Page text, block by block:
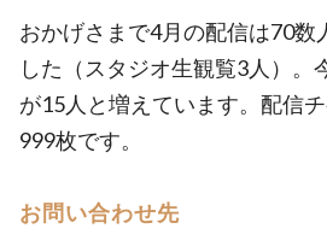
おかげさまで4月の配信は70数
した（スタジオ生観覧3人）。
が15人と増えています。配信
999枚です。
お問い合わせ先